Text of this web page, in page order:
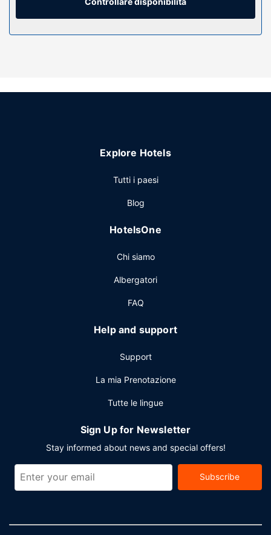
Attrattive della proprietà
Il divertimento è assicurato grazie ad un'ampia gamma di
business center aperto 24 ore su 24 e check-out veloce.
avrai a disposizione 113 metri quadrati di spazio con
gratuito è disponibile in loco.
Explore Hotels
Tutti i paesi
Blog
HotelsOne
Chi siamo
Albergatori
FAQ
Help and support
Support
La mia Prenotazione
Tutte le lingue
Sign Up for Newsletter
Stay informed about news and special offers!
Subscribe